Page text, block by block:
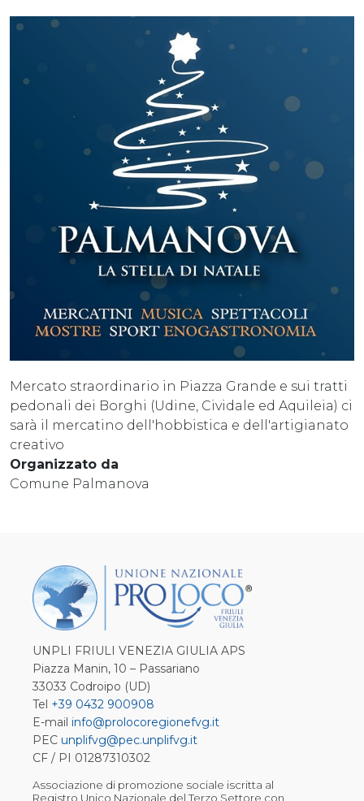
Mercato straordinario in Piazza Grande e sui tratti
pedonali dei Borghi (Udine, Cividale ed Aquileia) ci
sarà il mercatino dell'hobbistica e dell'artigianato
creativo
Organizzato da
Comune Palmanova
UNPLI FRIULI VENEZIA GIULIA APS
Piazza Manin, 10 – Passariano
33033 Codroipo (UD)
Tel +39 0432 900908
E-mail info@prolocoregionefvg.it
PEC unplifvg@pec.unplifvg.it
CF / PI 01287310302
Associazione di promozione sociale iscritta al
Registro Unico Nazionale del Terzo Settore con